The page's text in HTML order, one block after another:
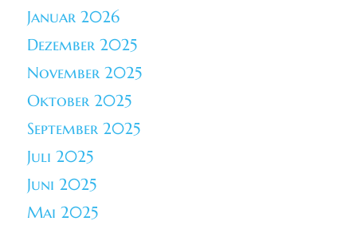
Januar 2026
Dezember 2025
November 2025
Oktober 2025
September 2025
Juli 2025
Juni 2025
Mai 2025